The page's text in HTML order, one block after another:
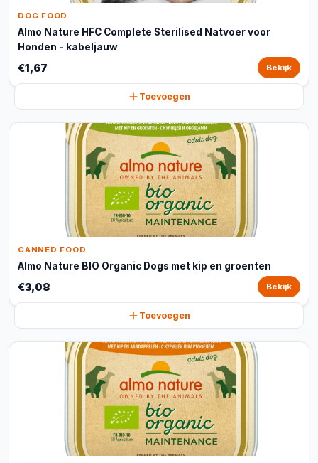
DOG FOOD
Almo Nature HFC Complete Sterilised Natvoer voor
Honden - kabeljauw
€1,67 Bekijk
Toevoegen
CANNED FOOD
Almo Nature BIO Organic Dogs met kip en groenten
€3,08 Bekijk
Toevoegen